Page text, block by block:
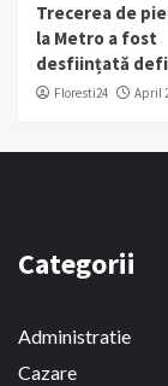
Trecerea de
la Metro a fost
desființată
Floresti24 April
Categorii
Administratie
Cazare